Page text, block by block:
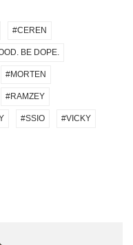
CEREN
BE DOPE.
MORTEN
RAMZEY
SSIO VICKY